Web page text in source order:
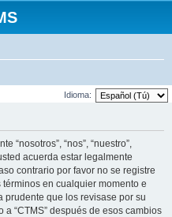
Idioma:
“nosotros”, “nos”, “nuestro”,
acuerda estar legalmente
contrario por favor no se registre
términos en cualquier momento e
prudente que los revisase por su
“CTMS” después de esos cambios